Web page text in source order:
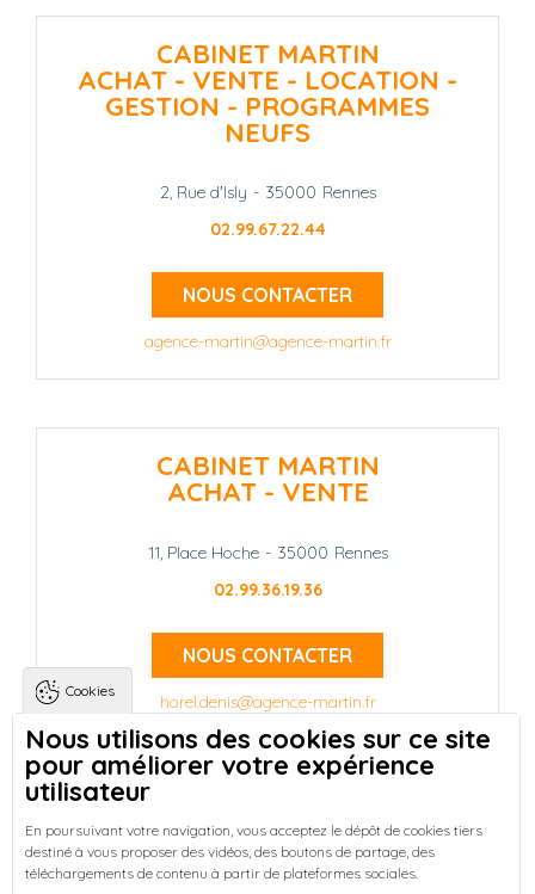
CABINET MARTIN
ACHAT - VENTE - LOCATION -
GESTION - PROGRAMMES
NEUFS
2, Rue d'Isly - 35000 Rennes
02.99.67.22.44
NOUS CONTACTER
agence-martin@agence-martin.fr
CABINET MARTIN
ACHAT - VENTE
11, Place Hoche - 35000 Rennes
02.99.36.19.36
NOUS CONTACTER
horel.denis@agence-martin.fr
Landing pagesQui sommes-nous ?
-
Réussir votre achat immobilier à Rennes
-
Découvrez nos programmes neufs à Rennes
Entreprises : Bureaux & Commerces
Cookies
Nous utilisons des cookies sur ce site
pour améliorer votre expérience
utilisateur
En poursuivant votre navigation, vous acceptez le dépôt de cookies tiers
destiné à vous proposer des vidéos, des boutons de partage, des
téléchargements de contenu à partir de plateformes sociales.